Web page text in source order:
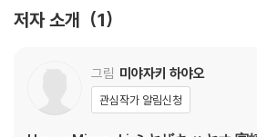
저자 소개 1
그림 미야자키 하야오
관심작가 알림신청